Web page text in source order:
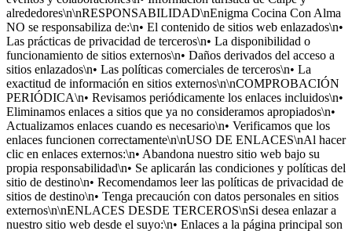
alrededores\n\nRESPONSABILIDAD\nEnigma Cocina Con Alma
NO se responsabiliza de:\n• El contenido de sitios web enlazados\n•
Las prácticas de privacidad de terceros\n• La disponibilidad o
funcionamiento de sitios externos\n• Daños derivados del acceso a
sitios enlazados\n• Las políticas comerciales de terceros\n• La
exactitud de información en sitios externos\n\nCOMPROBACIÓN
PERIÓDICA\n• Revisamos periódicamente los enlaces incluidos\n•
Eliminamos enlaces a sitios que ya no consideramos apropiados\n•
Actualizamos enlaces cuando es necesario\n• Verificamos que los
enlaces funcionen correctamente\n\nUSO DE ENLACES\nAl hacer
clic en enlaces externos:\n• Abandona nuestro sitio web bajo su
propia responsabilidad\n• Se aplicarán las condiciones y políticas del
sitio de destino\n• Recomendamos leer las políticas de privacidad de
sitios de destino\n• Tenga precaución con datos personales en sitios
externos\n\nENLACES DESDE TERCEROS\nSi desea enlazar a
nuestro sitio web desde el suyo:\n• Enlaces a la página principal son